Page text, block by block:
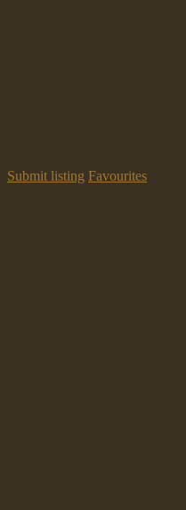
Submit listing Favourites